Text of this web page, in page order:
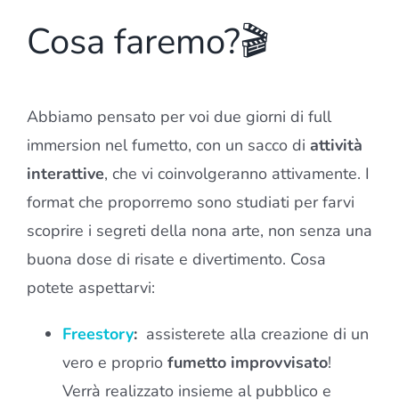
Cosa faremo?🎬
Abbiamo pensato per voi due giorni di full
immersion nel fumetto, con un sacco di attività
interattive, che vi coinvolgeranno attivamente. I
format che proporremo sono studiati per farvi
scoprire i segreti della nona arte, non senza una
buona dose di risate e divertimento. Cosa
potete aspettarvi:
Freestory: assisterete alla creazione di un
vero e proprio fumetto improvvisato!
Verrà realizzato insieme al pubblico e